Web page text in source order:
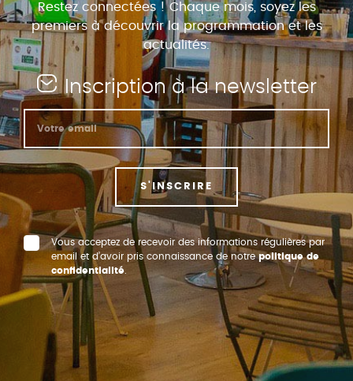
Restez connectées ! Chaque mois, soyez les
premiers à découvrir la programmation et les
actualités.
Inscription à la newsletter
S'INSCRIRE
Vous acceptez de recevoir des informations régulières par
email et d’avoir pris connaissance de notrepolitique de
confidentialité